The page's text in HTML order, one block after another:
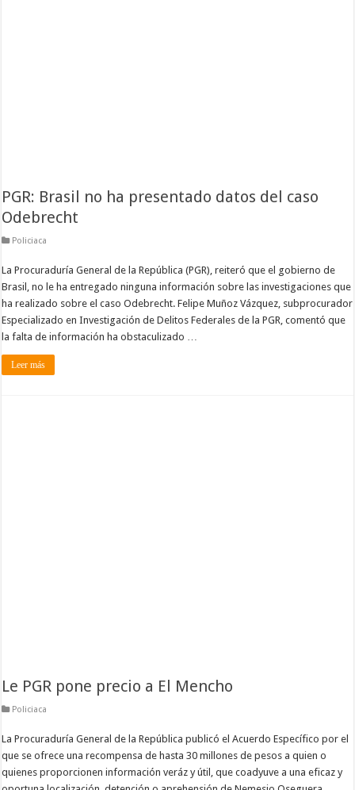
PGR: Brasil no ha presentado datos del caso
Odebrecht
Policiaca
La Procuraduría General de la República (PGR), reiteró que el gobierno de
Brasil, no le ha entregado ninguna información sobre las investigaciones que
ha realizado sobre el caso Odebrecht. Felipe Muñoz Vázquez, subprocurador
Especializado en Investigación de Delitos Federales de la PGR, comentó que
la falta de información ha obstaculizado …
Leer más
Le PGR pone precio a El Mencho
Policiaca
La Procuraduría General de la República publicó el Acuerdo Específico por el
que se ofrece una recompensa de hasta 30 millones de pesos a quien o
quienes proporcionen información veráz y útil, que coadyuve a una eficaz y